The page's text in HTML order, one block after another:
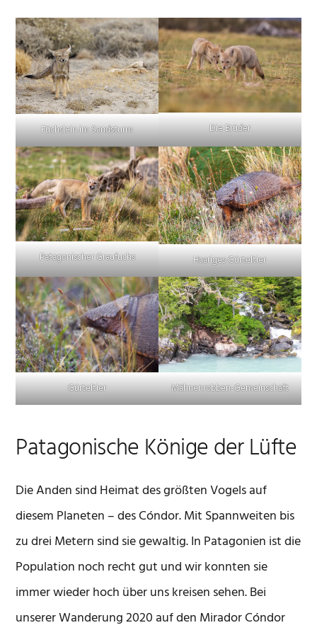
Füchslein im Sandsturm Die Brüder
Patagonischer Graufuchs Haariges Gürteltier
Gürteltier Mähnenrobben-Gemeinschaft
Patagonische Könige der Lüfte
Die Anden sind Heimat des größten Vogels auf
diesem Planeten – des Cóndor. Mit Spannweiten bis
zu drei Metern sind sie gewaltig. In Patagonien ist die
Population noch recht gut und wir konnten sie
immer wieder hoch über uns kreisen sehen. Bei
unserer Wanderung 2020 auf den Mirador Cóndor